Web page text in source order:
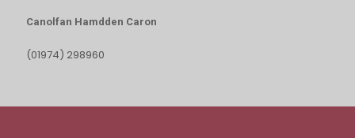
Canolfan Hamdden Caron
(01974) 298960